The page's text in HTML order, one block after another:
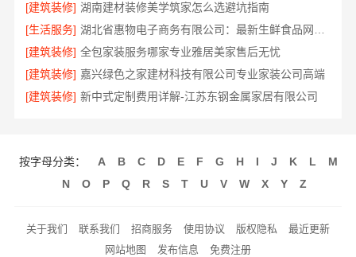
[建筑装修] 湖南建材装修美学筑家怎么选避坑指南
[生活服务]
[建筑装修] 全包家装服务哪家专业雅居美家售后无忧
[建筑装修] 嘉兴绿色之家建材科技有限公司专业家装公司高端
[建筑装修] 新中式定制费用详解-江苏东钢金属家居有限公司
按字母分类： A B C D E F G H I J K L
M
N
O P Q R S T U V W X Y Z
关于我们 联系我们 招商服务 使用协议 版权隐私
最近更新
网站地图
发布信息 免费注册